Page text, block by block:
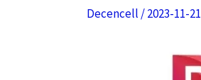
Decencell /2023-11-21